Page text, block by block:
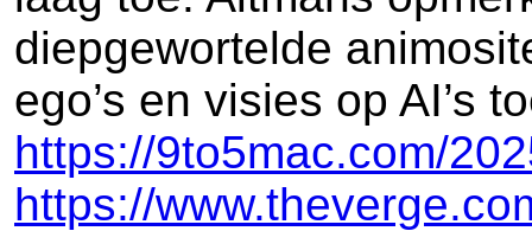
diepgewortelde
ego’s en visies op AI’s
https://9to5mac.com/
https://